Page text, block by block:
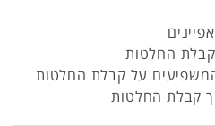
החלטות
על קבלת החלטות
קבלת החלטות